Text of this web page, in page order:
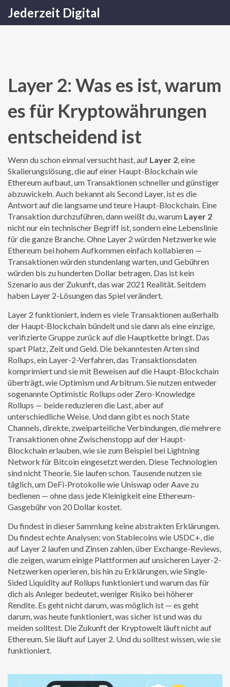
Jederzeit Digital
Layer 2: Was es ist, warum
es für Kryptowährungen
entscheidend ist
Wenn du schon einmal versucht hast, auf Layer 2,eine
Skalierungslösung, die auf einer Haupt-Blockchain wie
Ethereum aufbaut, um Transaktionen schneller und günstiger
abzuwickeln. Auch bekannt als Second Layer, ist es die
Antwort auf die langsame und teure Haupt-Blockchain. Eine
Transaktion durchzuführen, dann weißt du, warum Layer 2
nicht nur ein technischer Begriff ist, sondern eine Lebenslinie
für die ganze Branche. Ohne Layer 2 würden Netzwerke wie
Ethereum bei hohem Aufkommen einfach kollabieren —
Transaktionen würden stundenlang warten, und Gebühren
würden bis zu hunderten Dollar betragen. Das ist kein
Szenario aus der Zukunft, das war 2021 Realität. Seitdem
haben Layer 2-Lösungen das Spiel verändert.
Layer 2 funktioniert, indem es viele Transaktionen außerhalb
der Haupt-Blockchain bündelt und sie dann als eine einzige,
verifizierte Gruppe zurück auf die Hauptkette bringt. Das
spart Platz, Zeit und Geld. Die bekanntesten Arten sind
Rollups,ein Layer-2-Verfahren, das Transaktionsdaten
komprimiert und sie mit Beweisen auf die Haupt-Blockchain
überträgt, wie Optimism und Arbitrum. Sie nutzen entweder
sogenannte Optimistic Rollups oder Zero-Knowledge
Rollups — beide reduzieren die Last, aber auf
unterschiedliche Weise. Und dann gibt es nochState
Channels,direkte, zweiparteiliche Verbindungen, die mehrere
Transaktionen ohne Zwischenstopp auf der Haupt-
Blockchain erlauben, wie sie zum Beispiel bei Lightning
Network für Bitcoin eingesetzt werden. Diese Technologien
sind nicht Theorie. Sie laufen schon. Tausende nutzen sie
täglich, um DeFi-Protokolle wie Uniswap oder Aave zu
bedienen — ohne dass jede Kleinigkeit eine Ethereum-
Gasgebühr von 20 Dollar kostet.
Du findest in dieser Sammlung keine abstrakten Erklärungen.
Du findest echte Analysen: von Stablecoins wie USDC+, die
auf Layer 2 laufen und Zinsen zahlen, über Exchange-Reviews,
die zeigen, warum einige Plattformen auf unsicheren Layer-2-
Netzwerken operieren, bis hin zu Erklärungen, wie Single-
Sided Liquidity auf Rollups funktioniert und warum das für
dich als Anleger bedeutet, weniger Risiko bei höherer
Rendite. Es geht nicht darum, was möglich ist — es geht
darum, was heute funktioniert, was sicher ist und was du
meiden solltest. Die Zukunft der Kryptowelt läuft nicht auf
Ethereum. Sie läuft auf Layer 2. Und du solltest wissen, wie sie
funktioniert.